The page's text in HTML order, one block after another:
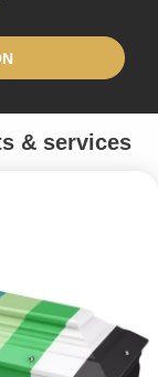
& services